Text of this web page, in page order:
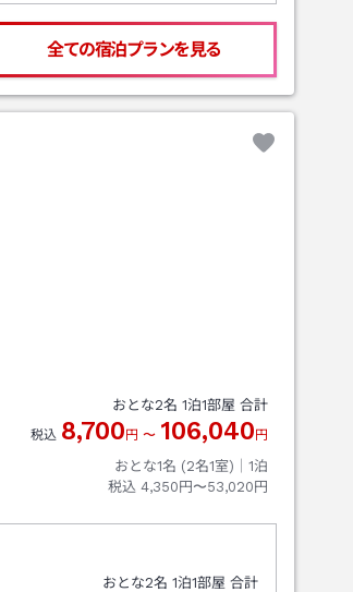
全ての宿泊プランを見る
おとな2名 1泊1部屋 合計
税込 8,700 円 〜 106,040 円
おとな1名 (2名1室)｜ 1泊
税込 4,350円〜53,020円
おとな2名 1泊1部屋 合計